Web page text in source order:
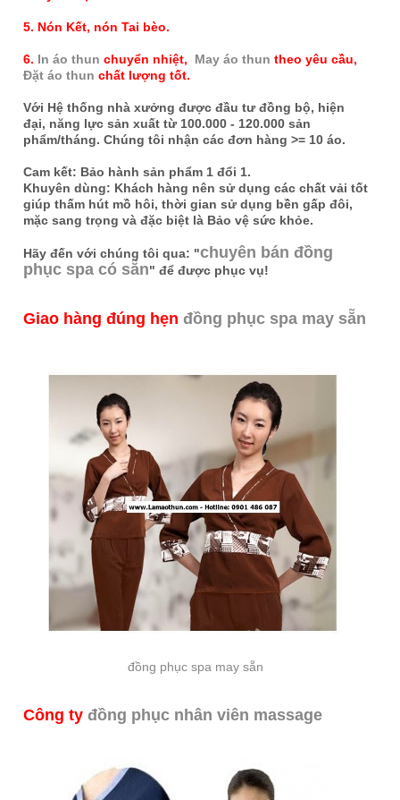
5. Nón Kết, nón Tai bèo.
6. In áo thun chuyển nhiệt, May áo thun theo yêu cầu,
Đặt áo thun chất lượng tốt.
Với Hệ thống nhà xưởng được đầu tư đồng bộ, hiện
đại, năng lực sản xuất từ 100.000 - 120.000 sản
phẩm/tháng. Chúng tôi nhận các đơn hàng >= 10 áo.
Cam kết: Bảo hành sản phẩm 1 đổi 1.
Khuyên dùng: Khách hàng nên sử dụng các chất vải tốt
giúp thấm hút mồ hôi, thời gian sử dụng bền gấp đôi,
mặc sang trọng và đặc biệt là Bảo vệ sức khỏe.
Hãy đến với chúng tôi qua: "chuyên bán đồng
phục spa có sẵn" để được phục vụ!
Giao hàng đúng hẹn đồng phục spa may sẵn
đồng phục spa may sẵn
Công ty đồng phục nhân viên massage